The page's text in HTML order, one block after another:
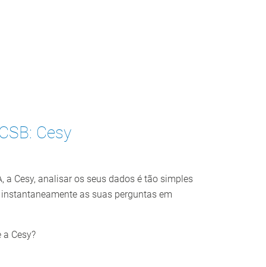
Cesy
a Cesy, analisar os seus dados é tão simples
as suas perguntas em
Cesy?